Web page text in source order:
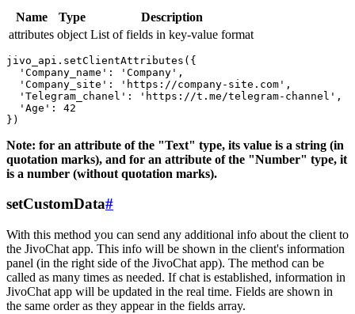
Name Type
Description
attributes object List of fields in key-value format
jivo_api.setClientAttributes({
  'Company_name': 'Company',
  'Company_site': 'https://company-site.com',
  'Telegram_chanel': 'https://t.me/telegram-channel',
  'Age': 42
Note: for an attribute of the "Text" type, its value is a string (in
quotation marks), and for an attribute of the "Number" type, it
is a number (without quotation marks).
setCustomData#
With this method you can send any additional info about the client to
the JivoChat app. This info will be shown in the client's information
panel (in the right side of the JivoChat app). The method can be
called as many times as needed. If chat is established, information in
JivoChat app will be updated in the real time. Fields are shown in
the same order as they appear in the fields array.